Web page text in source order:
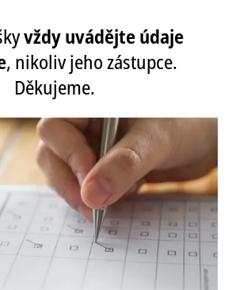
vždy uvádějte údaje
, nikoliv jeho zástupce.
Děkujeme.